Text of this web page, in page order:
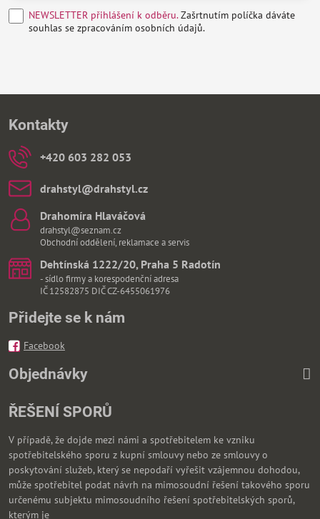
NEWSLETTER přihlášení k odběru.Zašrtnutím políčka dáváte
souhlas se zpracováním osobních údajů.
Kontakty
+420 603 282 053
drahstyl​@drahstyl​.cz
Drahomíra Hlaváčová
drahstyl@seznam.cz
Obchodní oddělení, reklamace a servis
Dehtínská 1222/20, Praha 5 Radotín
- sídlo firmy a korespodenční adresa
IČ 12582875 DIČ CZ-6455061976
Přidejte se k nám
Facebook
Objednávky
ŘEŠENÍ SPORŮ
V případě, že dojde mezi námi a spotřebitelem ke vzniku
spotřebitelského sporu z kupní smlouvy nebo ze smlouvy o
poskytování služeb, který se nepodaří vyřešit vzájemnou dohodou,
může spotřebitel podat návrh na mimosoudní řešení takového sporu
určenému subjektu mimosoudního řešení spotřebitelských sporů,
kterým je